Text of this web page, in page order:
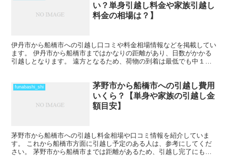
い？単身引越し料金や家族引越し
料金の相場は？】
伊丹市から船橋市への引越し口コミや料金相場情報などを掲載してい
ます。 伊丹市から船橋市まではかなりの距離があり、日数がかかる
引越しとなります。 遠方となるため、荷物の到着は最低でも中１日
funabashi_shi
茅野市から船橋市への引越し費用
いくら？【単身や家族の引越し金
額目安】
茅野市から船橋市への引越し料金相場や口コミ情報を紹介していま
す。 これから船橋市方面に引越し予定のある人は、参考にしてくだ
さい。 茅野市から船橋市までは距離があるため、引越し完了にも時